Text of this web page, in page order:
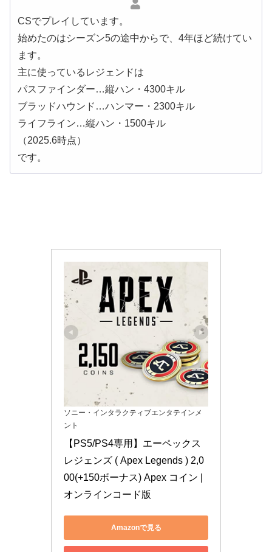
CSでプレイしています。
始めたのはシーズン5の途中からで、4年ほど続けてい
ます。
主に使っているレジェンドは
パスファインダー…縦ハン・4300キル
ブラッドハウンド…ハンマー・2300キル
ライフライン…縦ハン・1500キル
（2025.6時点）
です。
ソニー・インタラクティブエンタテインメ
ント
【PS5/PS4専用】エーペックス
レジェンズ ( Apex Legends ) 2,0
00(+150ボーナス) Apex コイン |
オンラインコード版
Amazonで見る